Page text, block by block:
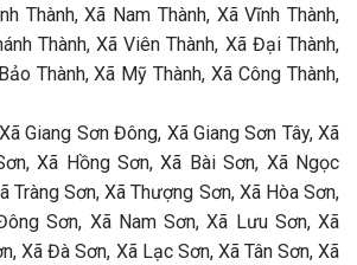
Thành, Xã Nam Thành, Xã Vĩnh Thành,
Thành, Xã Viên Thành, Xã Đại Thành,
Thành, Xã Mỹ Thành, Xã Công Thành,
Giang Sơn Đông, Xã Giang Sơn Tây, Xã
Xã Hồng Sơn, Xã Bài Sơn, Xã Ngọc
Tràng Sơn, Xã Thượng Sơn, Xã Hòa Sơn,
Sơn, Xã Nam Sơn, Xã Lưu Sơn, Xã
Xã Đà Sơn, Xã Lạc Sơn, Xã Tân Sơn, Xã